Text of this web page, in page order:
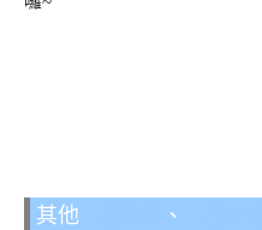
其他三重美食 、